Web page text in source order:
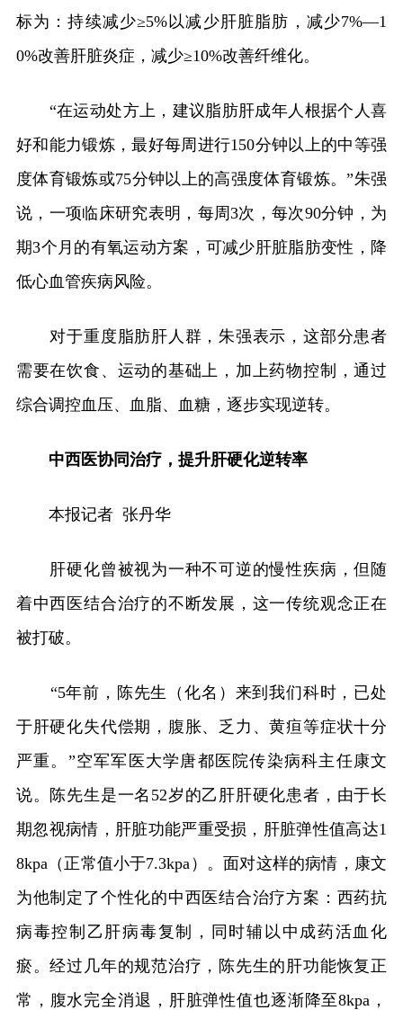
标为：持续减少≥5%以减少肝脏脂肪，减少7%—1
0%改善肝脏炎症，减少≥10%改善纤维化。
“在运动处方上，建议脂肪肝成年人根据个人喜
好和能力锻炼，最好每周进行150分钟以上的中等强
度体育锻炼或75分钟以上的高强度体育锻炼。”朱强
说，一项临床研究表明，每周3次，每次90分钟，为
期3个月的有氧运动方案，可减少肝脏脂肪变性，降
低心血管疾病风险。
对于重度脂肪肝人群，朱强表示，这部分患者
需要在饮食、运动的基础上，加上药物控制，通过
综合调控血压、血脂、血糖，逐步实现逆转。
中西医协同治疗，提升肝硬化逆转率
本报记者 张丹华
肝硬化曾被视为一种不可逆的慢性疾病，但随
着中西医结合治疗的不断发展，这一传统观念正在
被打破。
“5年前，陈先生（化名）来到我们科时，已处
于肝硬化失代偿期，腹胀、乏力、黄疸等症状十分
严重。”空军军医大学唐都医院传染病科主任康文
说。陈先生是一名52岁的乙肝肝硬化患者，由于长
期忽视病情，肝脏功能严重受损，肝脏弹性值高达1
8kpa（正常值小于7.3kpa）。面对这样的病情，康文
为他制定了个性化的中西医结合治疗方案：西药抗
病毒控制乙肝病毒复制，同时辅以中成药活血化
瘀。经过几年的规范治疗，陈先生的肝功能恢复正
常，腹水完全消退，肝脏弹性值也逐渐降至8kpa，